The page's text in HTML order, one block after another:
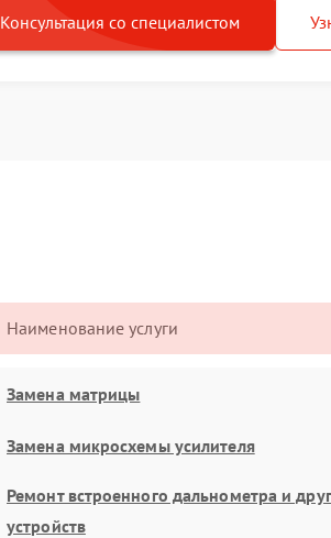
Консультация со специалистом
Наименование услуги
Замена матрицы
Замена микросхемы усилителя
Ремонт встроенного дальнометра и
устройств